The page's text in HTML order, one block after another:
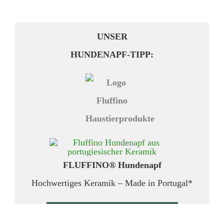
UNSER
HUNDENAPF-TIPP:
FLUFFINO® Hundenapf
Hochwertiges Keramik – Made in Portugal*